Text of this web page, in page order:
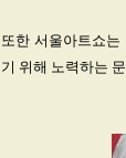
또한 서울아트쇼
기 위해 노력하는